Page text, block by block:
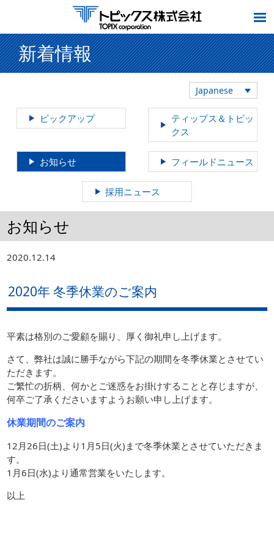
新着情報
Japanese
ピックアップ
ティップス＆トピッ
クス
お知らせ フィールドニュース
採用ニュース
お知らせ
2020.12.14
2020年 冬季休業のご案内
平素は格別のご愛顧を賜り、厚く御礼申し上げます。
さて、弊社は誠に勝手ながら下記の期間を冬季休業とさせてい
ただきます。
ご繁忙の折柄、何かとご迷惑をお掛けすることと存じますが、
何卒ご了承くださいますようお願い申し上げます。
休業期間のご案内
12月26日(土)より1月5日(火)まで冬季休業とさせていただきま
す。
1月6日(水)より通常営業をいたします。
以上